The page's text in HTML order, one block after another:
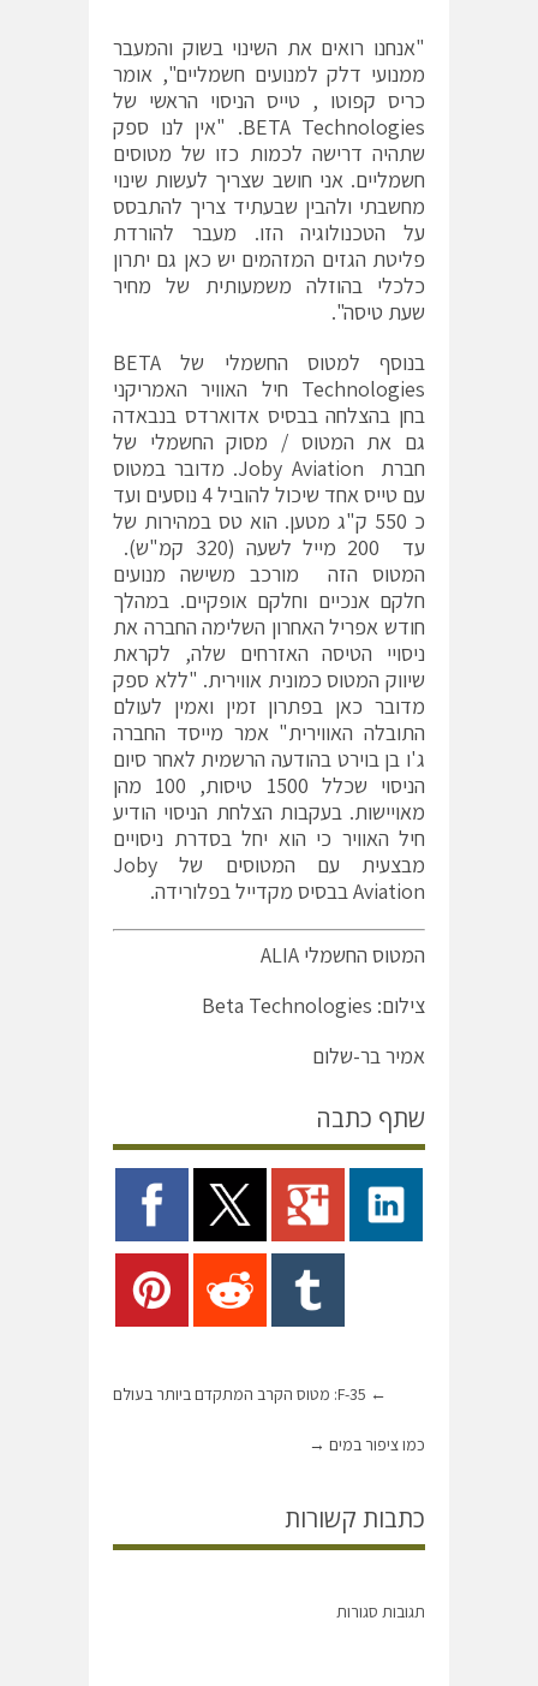
"אנחנו רואים את השינוי בשוק והמעבר
ממנועי דלק למנועים חשמליים", אומר
כריס קפוטו , טייס הניסוי הראשי של
BETA Technologies. "אין לנו ספק
שתהיה דרישה לכמות כזו של מטוסים
חשמליים. אני חושב שצריך לעשות שינוי
מחשבתי ולהבין שבעתיד צריך להתבסס
על הטכנולוגיה הזו. מעבר להורדת
פליטת הגזים המזהמים יש כאן גם יתרון
כלכלי בהוזלה משמעותית של מחיר
שעת טיסה".
בנוסף למטוס החשמלי של BETA
Technologies חיל האוויר האמריקני
בחן בהצלחה בבסיס אדוארדס בנבאדה
גם את המטוס / מסוק החשמלי של
חברת Joby Aviation. מדובר במטוס
עם טייס אחד שיכול להוביל 4 נוסעים ועד
כ 550 ק"ג מטען. הוא טס במהירות של
עד 200 מייל לשעה (320 קמ"ש).
המטוס הזה מורכב משישה מנועים
חלקם אנכיים וחלקם אופקיים. במהלך
חודש אפריל האחרון השלימה החברה את
ניסויי הטיסה האזרחים שלה, לקראת
שיווק המטוס כמונית אווירית. "ללא ספק
מדובר כאן בפתרון זמין ואמין לעולם
התובלה האווירית" אמר מייסד החברה
ג'ו בן בוירט בהודעה הרשמית לאחר סיום
הניסוי שכלל 1500 טיסות, 100 מהן
מאויישות. בעקבות הצלחת הניסוי הודיע
חיל האוויר כי הוא יחל בסדרת ניסויים
מבצעית עם המטוסים של Joby
Aviation בבסיס מקדייל בפלורידה.
המטוס החשמלי ALIA
צילום: Beta Technologies
אמיר בר-שלום
שתף כתבה
←
כמו ציפור במים →
כתבות קשורות
תגובות סגורות